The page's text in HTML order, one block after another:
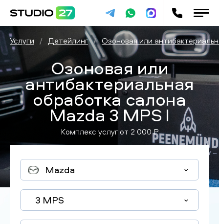
Услуги / Детейлинг / Озоновая или
Озоновая или
антибактериальная
обработка салона
Mazda 3 MPS I
Комплекс услуг от 2 000P
Mazda
3 MPS